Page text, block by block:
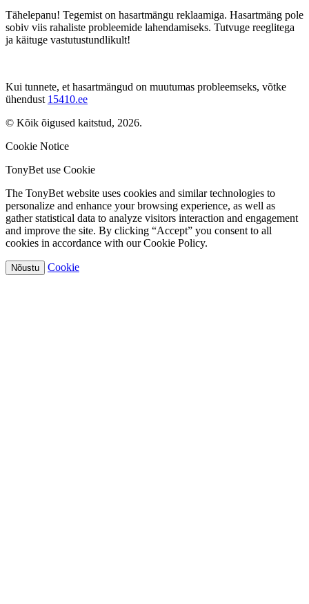
Tähelepanu! Tegemist on hasartmängu reklaamiga. Hasartmäng pole
sobiv viis rahaliste probleemide lahendamiseks. Tutvuge reeglitega
ja käituge vastutustundlikult!
Kui tunnete, et hasartmängud on muutumas probleemseks, võtke
ühendust 15410.ee
© Kõik õigused kaitstud, 2026.
Cookie Notice
TonyBet use Cookie
The TonyBet website uses cookies and similar technologies to
personalize and enhance your browsing experience, as well as
gather statistical data to analyze visitors interaction and engagement
and improve the site. By clicking “Accept” you consent to all
cookies in accordance with our Cookie Policy.
Nõustu Cookie